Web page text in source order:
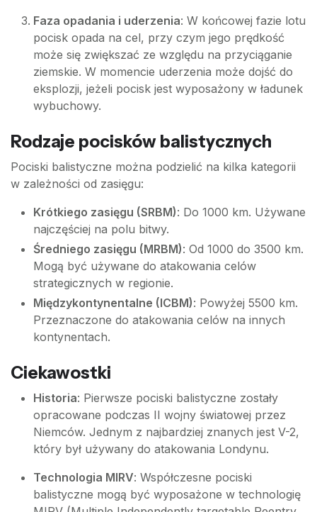
Faza opadania i uderzenia: W końcowej fazie lotu
pocisk opada na cel, przy czym jego prędkość
może się zwiększać ze względu na przyciąganie
ziemskie. W momencie uderzenia może dojść do
eksplozji, jeżeli pocisk jest wyposażony w ładunek
wybuchowy.
Rodzaje pocisków balistycznych
Pociski balistyczne można podzielić na kilka kategorii
w zależności od zasięgu:
Krótkiego zasięgu (SRBM): Do 1000 km. Używane
najczęściej na polu bitwy.
Średniego zasięgu (MRBM): Od 1000 do 3500 km.
Mogą być używane do atakowania celów
strategicznych w regionie.
Międzykontynentalne (ICBM): Powyżej 5500 km.
Przeznaczone do atakowania celów na innych
kontynentach.
Ciekawostki
Historia: Pierwsze pociski balistyczne zostały
opracowane podczas II wojny światowej przez
Niemców. Jednym z najbardziej znanych jest V-2,
który był używany do atakowania Londynu.
Technologia MIRV: Współczesne pociski
balistyczne mogą być wyposażone w technologię